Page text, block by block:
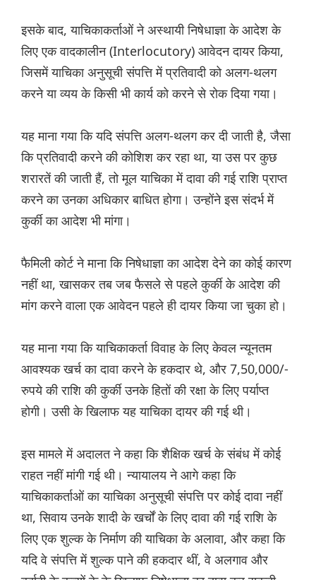
इसके बाद, याचिकाकर्ताओं ने अस्थायी निषेधाज्ञा के आदेश के
लिए एक वादकालीन (Interlocutory) आवेदन दायर किया,
जिसमें याचिका अनुसूची संपत्ति में प्रतिवादी को अलग-थलग
करने या व्यय के किसी भी कार्य को करने से रोक दिया गया।
यह माना गया कि यदि संपत्ति अलग-थलग कर दी जाती है, जैसा
कि प्रतिवादी करने की कोशिश कर रहा था, या उस पर कुछ
शरारतें की जाती हैं, तो मूल याचिका में दावा की गई राशि प्राप्त
करने का उनका अधिकार बाधित होगा। उन्होंने इस संदर्भ में
कुर्की का आदेश भी मांगा।
फैमिली कोर्ट ने माना कि निषेधाज्ञा का आदेश देने का कोई कारण
नहीं था, खासकर तब जब फैसले से पहले कुर्की के आदेश की
मांग करने वाला एक आवेदन पहले ही दायर किया जा चुका हो।
यह माना गया कि याचिकाकर्ता विवाह के लिए केवल न्यूनतम
आवश्यक खर्च का दावा करने के हकदार थे, और 7,50,000/-
रुपये की राशि की कुर्की उनके हितों की रक्षा के लिए पर्याप्त
होगी। उसी के खिलाफ यह याचिका दायर की गई थी।
इस मामले में अदालत ने कहा कि शैक्षिक खर्च के संबंध में कोई
राहत नहीं मांगी गई थी। न्यायालय ने आगे कहा कि
याचिकाकर्ताओं का याचिका अनुसूची संपत्ति पर कोई दावा नहीं
था, सिवाय उनके शादी के खर्चों के लिए दावा की गई राशि के
लिए एक शुल्क के निर्माण की याचिका के अलावा, और कहा कि
यदि वे संपत्ति में शुल्क पाने की हकदार थीं, वे अलगाव और